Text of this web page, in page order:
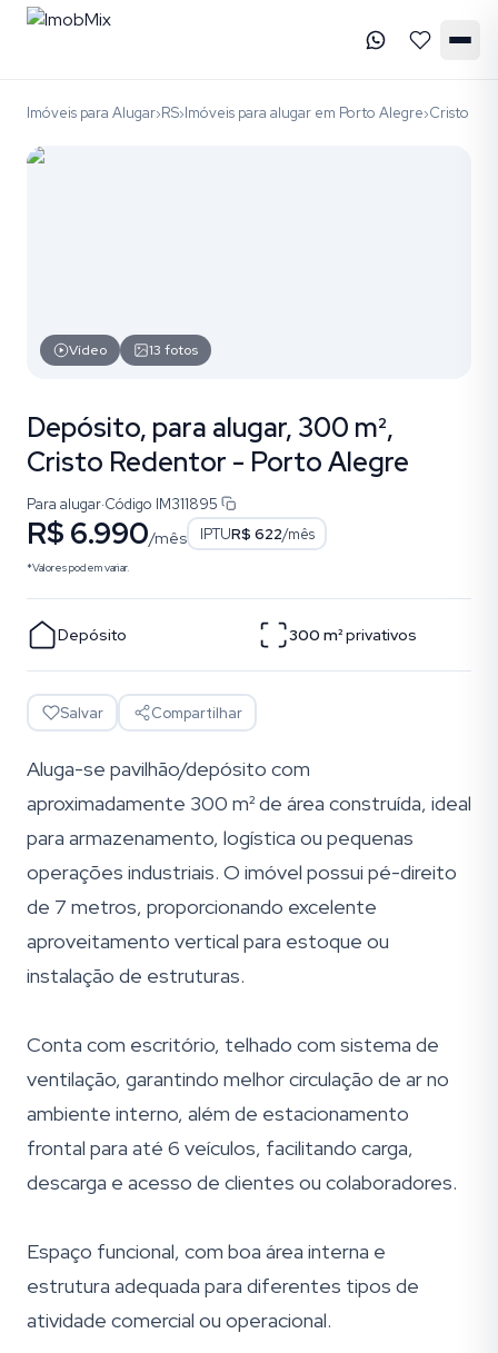
Imóveis para Alugar›RS›Imóveis para alugar em Porto Alegre›Cristo
Vídeo 13 fotos
Depósito, para alugar, 300 m²,
Cristo Redentor - Porto Alegre
Para alugar·Código IM311895
R$ 6.990/mês IPTUR$ 622/mês
*Valores podem variar.
Depósito 300 m²privativos
Salvar Compartilhar
Aluga-se pavilhão/depósito com
aproximadamente 300 m² de área construída, ideal
para armazenamento, logística ou pequenas
operações industriais. O imóvel possui pé-direito
de 7 metros, proporcionando excelente
aproveitamento vertical para estoque ou
instalação de estruturas.
Conta com escritório, telhado com sistema de
ventilação, garantindo melhor circulação de ar no
ambiente interno, além de estacionamento
frontal para até 6 veículos, facilitando carga,
descarga e acesso de clientes ou colaboradores.
Espaço funcional, com boa área interna e
estrutura adequada para diferentes tipos de
atividade comercial ou operacional.